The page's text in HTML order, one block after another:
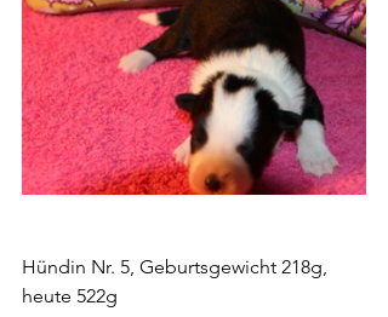
Hündin Nr. 5, Geburtsgewicht 218g,
heute 522g